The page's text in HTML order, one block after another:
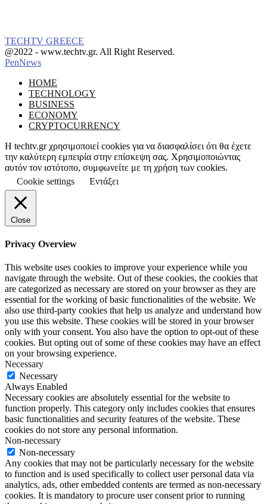
TECHTV GREECE
Facebook
Instagram
@2022 - www.techtv.gr. All Right Reserved.
PenNews
HOME
TECHNOLOGY
BUSINESS
ECONOMY
CRYPTOCURRENCY
Η techtv.gr χρησιμοποιεί cookies για να διασφαλίσει ότι θα έχετε
την καλύτερη εμπειρία στην επίσκεψη σας. Χρησιμοποιώντας
αυτόν τον ιστότοπο, συμφωνείτε με τη χρήση των cookies.
Cookie settings
Εντάξει
Close
Privacy Overview
This website uses cookies to improve your experience while you
navigate through the website. Out of these cookies, the cookies that
are categorized as necessary are stored on your browser as they are
essential for the working of basic functionalities of the website. We
also use third-party cookies that help us analyze and understand how
you use this website. These cookies will be stored in your browser
only with your consent. You also have the option to opt-out of these
cookies. But opting out of some of these cookies may have an effect
on your browsing experience.
Necessary
Necessary
Always Enabled
Necessary cookies are absolutely essential for the website to
function properly. This category only includes cookies that ensures
basic functionalities and security features of the website. These
cookies do not store any personal information.
Non-necessary
Non-necessary
Any cookies that may not be particularly necessary for the website
to function and is used specifically to collect user personal data via
analytics, ads, other embedded contents are termed as non-necessary
cookies. It is mandatory to procure user consent prior to running